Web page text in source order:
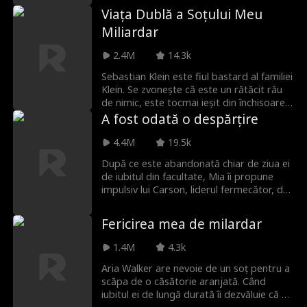
pe toți cei care au subestimat-o să
regrete!
mai slabă și de nerecunoscut, iar el este
CEO-ul singuratic care, fără să știe, este
tatăl fiicei ei.
Viața Dublă a Soțului Meu
Miliardar
2.4M
14.3k
Sebastian Klein este fiul bastard al familiei
Klein. Se zvonește că este un rătăcit rău
de nimic, este tocmai ieșit din închisoare.
Nicio fată din toată lumea nu s-ar
căsători cu el, până când se căsătorește
Natalie Quinn. Însă ea nu știe că... de fapt
se va întâmpla când va afla adevărul?
Întrebarea cea mai bună este... de ce își
ascunde Sebastian Klein identitatea sa?
A fost odată o despărțire
4.4M
19.5k
După ce este abandonată chiar de ziua ei
de iubitul din facultate, Mia îi propune
impulsiv lui Carson, liderul fermecător, dar
nechibzuită, ea se transformă rapid în
ceva real. Însă fostul Miei refuză să
renunțe. Obsesiv, gelos și tot mai scăpat
de sub control, este dispus să facă orice
ca s-o recâștige, chiar dacă asta
înseamnă să distrugă noua viață pe care
Fericirea mea de milardar
1.4M
4.3k
Aria Walker are nevoie de un soț pentru a
scăpa de o căsătorie aranjată. Când
iubitul ei de lungă durată îi dezvăluie că o